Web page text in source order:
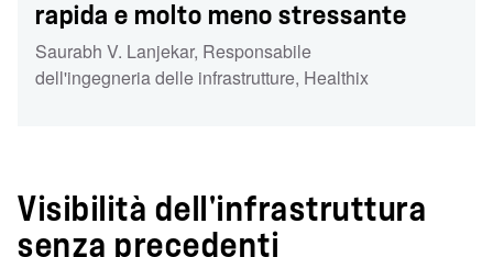
rapida e molto meno stressante
Saurabh V. Lanjekar, Responsabile
dell'ingegneria delle infrastrutture, Healthix
Visibilità dell'infrastruttura
senza precedenti